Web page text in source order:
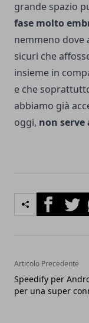
grande spazio
fase molto
nemmeno dove
sicuri che
insieme in
e che
abbiamo già
oggi, non serve
Facebook
Articolo Precedente
Speedify per
per una super